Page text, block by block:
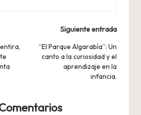
Siguiente entrada
“El Parque Algarabía”: Un
canto a la curiosidad y el
aprendizaje en la
infancia.